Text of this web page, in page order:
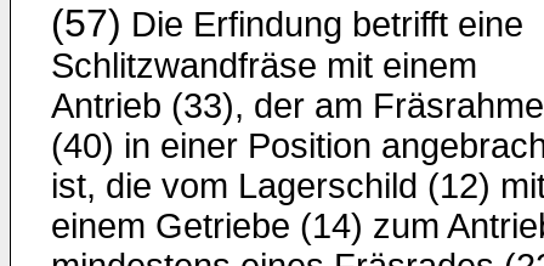
(57) Die Erfindung betrifft eine
Schlitzwandfräse mit einem
Antrieb (33), der am
(40) in einer Position
ist, die vom Lagerschild (12)
einem Getriebe (14) zum